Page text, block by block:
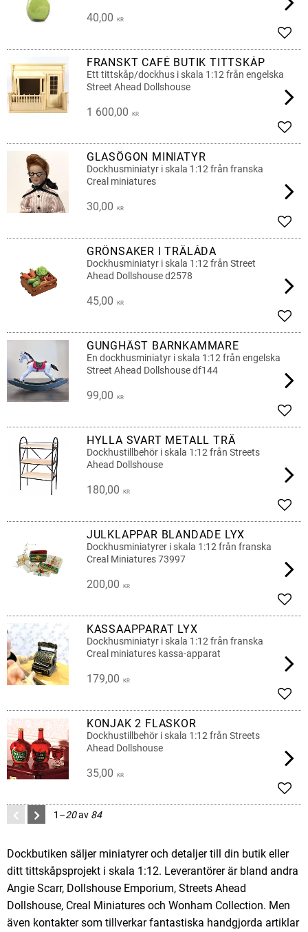
40,00 KR
FRANSKT CAFÉ BUTIK TITTSKÅP
Ett tittskåp/dockhus i skala 1:12 från engelska
Street Ahead Dollshouse
1 600,00 KR
GLASÖGON MINIATYR
Dockhusminiatyr i skala 1:12 från franska
Creal miniatures
30,00 KR
GRÖNSAKER I TRÄLÅDA
Dockhusminiatyr i skala 1:12 från Street
Ahead Dollshouse d2578
45,00 KR
GUNGHÄST BARNKAMMARE
En dockhusminiatyr i skala 1:12 från engelska
Street Ahead Dollshouse df144
99,00 KR
HYLLA SVART METALL TRÄ
Dockhustillbehör i skala 1:12 från Streets
Ahead Dollshouse
180,00 KR
JULKLAPPAR BLANDADE LYX
Dockhusminiatyrer i skala 1:12 från franska
Creal Miniatures 73997
200,00 KR
KASSAAPPARAT LYX
Dockhusminiatyr i skala 1:12 från franska
Creal miniatures kassa-apparat
179,00 KR
KONJAK 2 FLASKOR
Dockhustillbehör i skala 1:12 från Streets
Ahead Dollshouse
35,00 KR
1–20av 84
Dockbutiken säljer miniatyrer och detaljer till din butik eller
ditt tittskåpsprojekt i skala 1:12. Leverantörer är bland andra
Angie Scarr, Dollshouse Emporium, Streets Ahead
Dollshouse, Creal Miniatures och Wonham Collection. Men
även kontakter som tillverkar fantastiska handgjorda artiklar